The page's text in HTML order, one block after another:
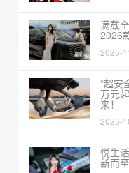
满载
2026
2025-
“超安
万元
来！
2025-
悦生
新而